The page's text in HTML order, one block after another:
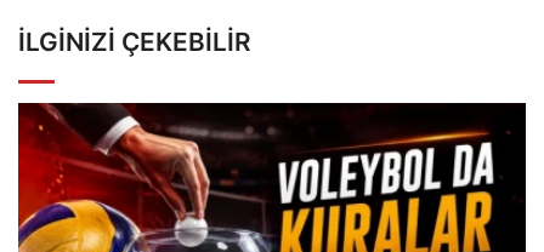
İLGINIZI ÇEKEBILIR